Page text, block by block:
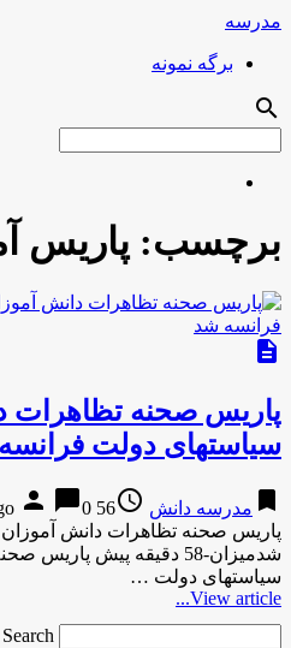
مدرسه
برگه نمونه
search
برچسب: پاریس
description
پاریس صحنه تظاهرات
سیاست‎های دولت فرانسه شد
bookmark مدرسه دانش access_time
56 years ago
person chat_bubble0
شدمیزان-58 دقیقه پیش
سیاست‎های دولت …
View article...
Search …